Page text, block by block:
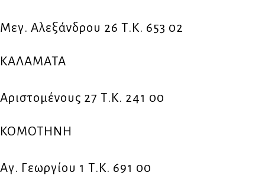
Μεγ. Αλεξάνδρου 26 Τ.Κ. 653 02
ΚΑΛΑΜΑΤΑ
Αριστομένους 27 Τ.Κ. 241 00
ΚΟΜΟΤΗΝΗ
Αγ. Γεωργίου 1 Τ.Κ. 691 00